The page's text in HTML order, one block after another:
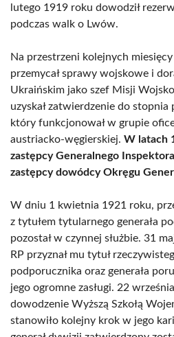
lutego 1919 roku dowodził
podczas walk o Lwów.
Na przestrzeni kolejnych
przemycał sprawy wojskowe i
Ukraińskim jako szef Misji
uzyskał zatwierdzenie do
który funkcjonował w grupie
austriacko-węgierskiej. W latach
zastępcy Generalnego
zastępcy dowódcy Okręgu
W dniu 1 kwietnia 1921 roku,
z tytułem tytularnego generała
pozostał w czynnej służbie. 31
RP przyznał mu tytuł
podporucznika oraz generała
jego ogromne zasługi. 22
dowodzenie Wyższą Szkołą
stanowiło kolejny krok w jego